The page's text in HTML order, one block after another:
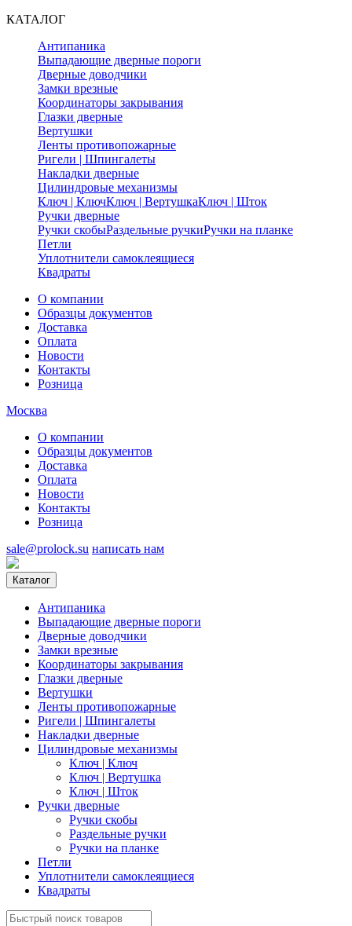
КАТАЛОГ
Антипаника
Выпадающие дверные пороги
Дверные доводчики
Замки врезные
Координаторы закрывания
Глазки дверные
Вертушки
Ленты противопожарные
Ригели | Шпингалеты
Накладки дверные
Цилиндровые механизмы
Ключ | КлючКлюч | ВертушкаКлюч | Шток
Ручки дверные
Ручки скобыРаздельные ручкиРучки на планке
Петли
Уплотнители самоклеящиеся
Квадраты
О компании
Образцы документов
Доставка
Оплата
Новости
Контакты
Розница
Москва
О компании
Образцы документов
Доставка
Оплата
Новости
Контакты
Розница
sale@prolock.su написать нам
Каталог
Антипаника
Выпадающие дверные пороги
Дверные доводчики
Замки врезные
Координаторы закрывания
Глазки дверные
Вертушки
Ленты противопожарные
Ригели | Шпингалеты
Накладки дверные
Цилиндровые механизмы
Ключ | Ключ
Ключ | Вертушка
Ключ | Шток
Ручки дверные
Ручки скобы
Раздельные ручки
Ручки на планке
Петли
Уплотнители самоклеящиеся
Квадраты